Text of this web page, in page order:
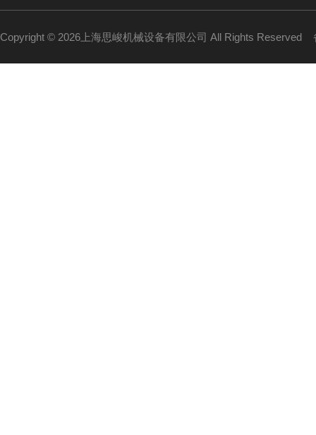
Copyright © 2026上海思峻机械设备有限公司 All Rights Reserved